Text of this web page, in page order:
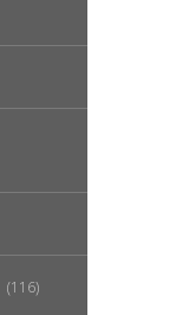
(116)